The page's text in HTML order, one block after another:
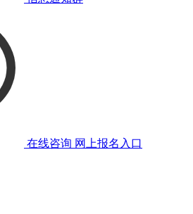
在线咨询 网上报名入口